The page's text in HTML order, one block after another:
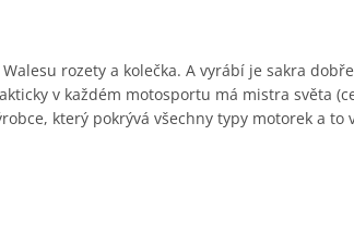
rozety a kolečka. A vyrábí je sakra
v každém motosportu má mistra světa
který pokrývá všechny typy motorek a to